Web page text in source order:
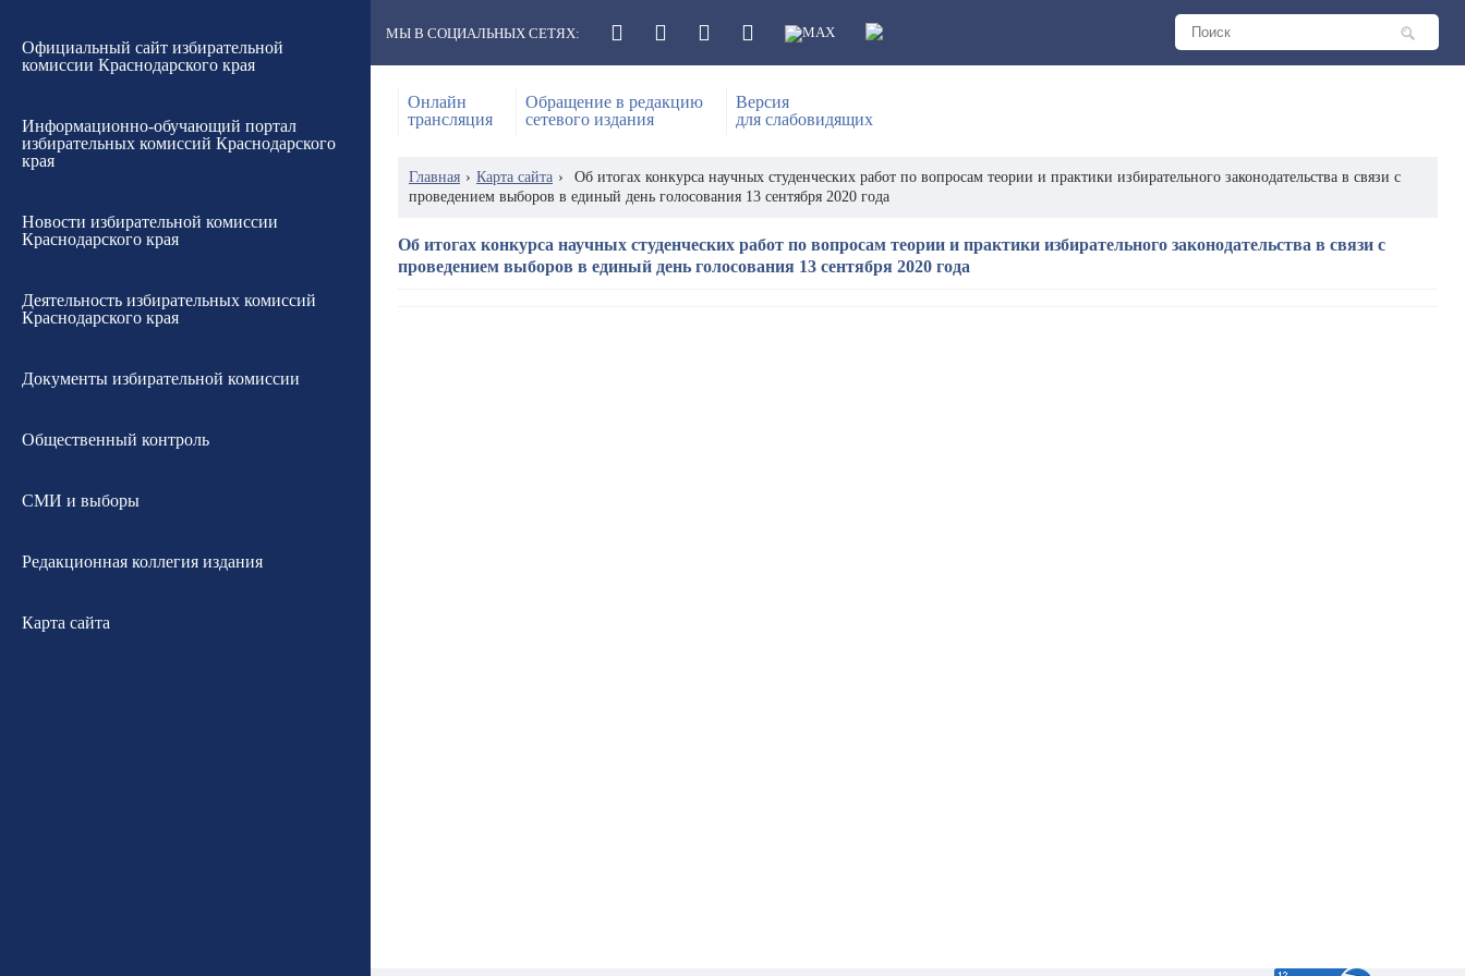
Официальный сайт избирательной
комиссии Краснодарского края
Информационно-обучающий портал
избирательных комиссий Краснодарского
края
Новости избирательной комиссии
Краснодарского края
Деятельность избирательных комиссий
Краснодарского края
Документы избирательной комиссии
Общественный контроль
СМИ и выборы
Редакционная коллегия издания
Карта сайта
МЫ В СОЦИАЛЬНЫХ СЕТЯХ:
Онлайн
трансляция
Обращение в редакцию
сетевого издания
Версия
для слабовидящих
Главная › Карта сайта ›
Об итогах конкурса научных студенческих работ по вопросам теории и практики избирательного законодательства в связи с
проведением выборов в единый день голосования 13 сентября 2020 года
Об итогах конкурса научных студенческих работ по вопросам теории и практики избирательного законодательства в связи с
проведением выборов в единый день голосования 13 сентября 2020 года